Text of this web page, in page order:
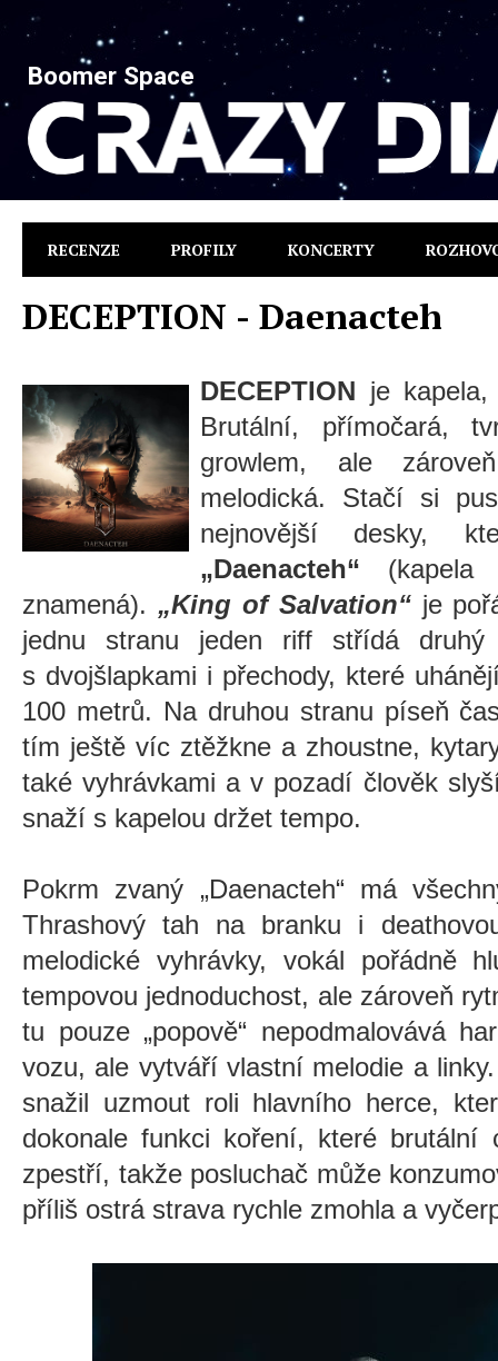
Boomer Space
RECENZE PROFILY KONCERTY
DECEPTION - Daenacteh
DECEPTION je
Brutální, přímočará,
growlem, ale
melodická. Stačí si
nejnovější desky,
„Daenacteh“ (kapela
znamená). „King of Salvation“je
jednu stranu jeden riff střídá
s dvojšlapkami i přechody, které
100 metrů. Na druhou stranu píseň
tím ještě víc ztěžkne a zhoustne,
také vyhrávkami a v pozadí člověk
snaží s kapelou držet tempo.
Pokrm zvaný „Daenacteh“ má
Thrashový tah na branku i
melodické vyhrávky, vokál pořádně
tempovou jednoduchost, ale zároveň
tu pouze „popově“ nepodmalovává
vozu, ale vytváří vlastní melodie a
snažil uzmout roli hlavního herce,
dokonale funkci koření, které
zpestří, takže posluchač může
příliš ostrá strava rychle zmohla a